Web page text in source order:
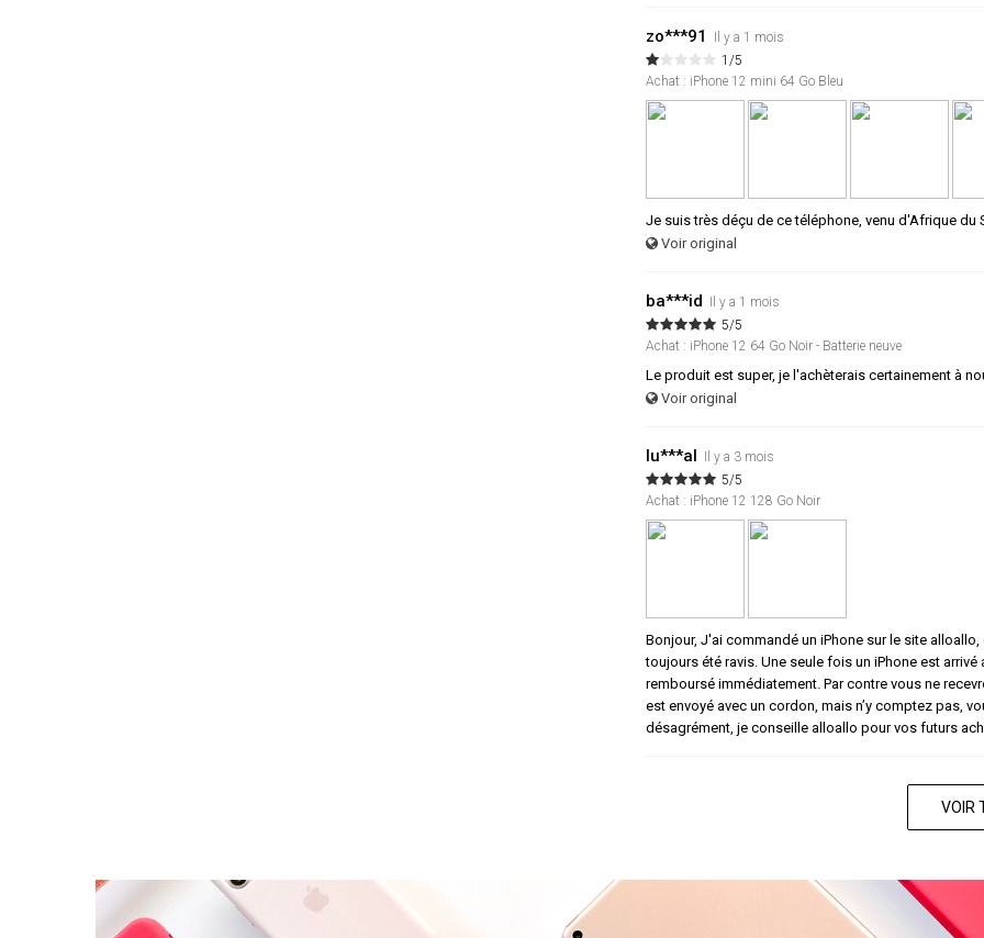
zo***91
Il y a 1 mois
1/5
Achat : iPhone 12 mini 64 Go Bleu
Je suis très déçu de ce téléphone, venu d'Afrique du
Voir original
ba***id Il y a 1 mois
5/5
Achat : iPhone 12 64 Go Noir - Batterie neuve
Le produit est super, je l'achèterais certainement à
Voir original
lu***al Il y a 3 mois
5/5
Achat : iPhone 12 128 Go Noir
Bonjour, J'ai commandé un iPhone sur le site
toujours été ravis. Une seule fois un iPhone est arrivé
remboursé immédiatement. Par contre vous ne
est envoyé avec un cordon, mais n’y comptez pas,
désagrément, je conseille alloallo pour vos futurs
VOIR